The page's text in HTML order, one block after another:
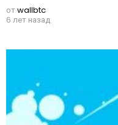
отwallbtc
6 лет назад